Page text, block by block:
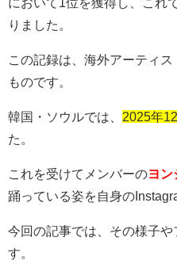
りました。
この記録は、海外アーティ
ものです。
韓国・ソウルでは、 2025年
た。
これを受けてメンバーのヨン
踊っている姿を自身の
今回の記事では、その様子
す。